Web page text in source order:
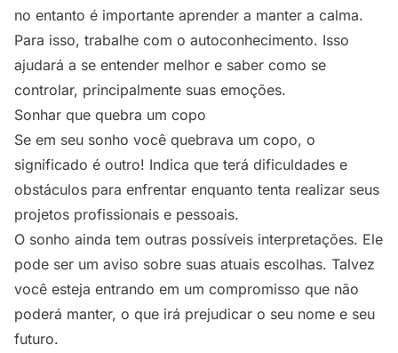
no entanto é importante aprender a manter a calma.
Para isso, trabalhe com o autoconhecimento. Isso
ajudará a se entender melhor e saber como se
controlar, principalmente suas emoções.
Sonhar que quebra um copo
Se em seu sonho você quebrava um copo, o
significado é outro! Indica que terá dificuldades e
obstáculos para enfrentar enquanto tenta realizar seus
projetos profissionais e pessoais.
O sonho ainda tem outras possíveis interpretações. Ele
pode ser um aviso sobre suas atuais escolhas. Talvez
você esteja entrando em um compromisso que não
poderá manter, o que irá prejudicar o seu nome e seu
futuro.